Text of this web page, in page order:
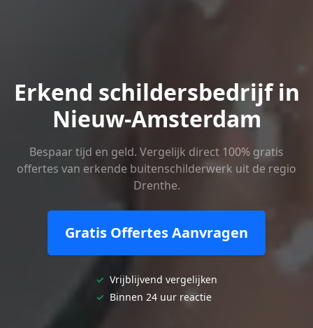
Erkend schildersbedrijf in
Nieuw-Amsterdam
Bespaar tijd en geld. Vergelijk direct 100% gratis
offertes van erkende buitenschilderwerk uit de regio
Drenthe.
Gratis Offertes Aanvragen
✓ Vrijblijvend vergelijken
✓ Binnen 24 uur reactie